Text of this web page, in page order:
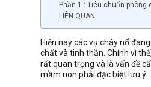
Phần 1 : Tiêu chuẩn phòng
LIÊN QUAN
Hiện nay các vụ cháy nổ
chất và tinh thần. Chính vì
rất quan trọng và là vấn đề
mầm non phải đặc biệt lưu ý